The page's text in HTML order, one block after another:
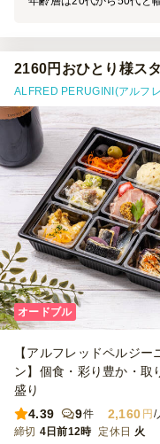
やすく、助かりました。
強いて言えば、オイルサ
る参加者が少なかったた
た。 また、飲み物を別で
として1本～500円くらい
ペットボトルを頼めると
理由です）
2160円おひとり様ス
ALFRED PERUGINI(アルフ
オードブル
【アルフレッドペルジ
ン】個食・彩り豊か・取
盛り
4.39
9件 2,160 円 /
締切 4日前12時 定休日 火